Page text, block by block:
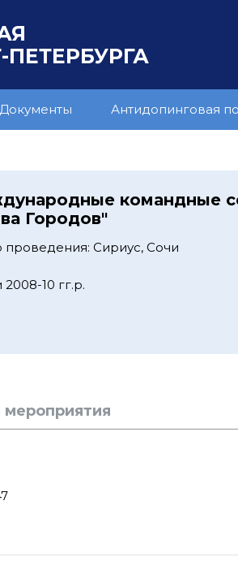
Документы Антидопинговая
командные
Городов"
проведения: Сириус, Сочи
10 гг.р.